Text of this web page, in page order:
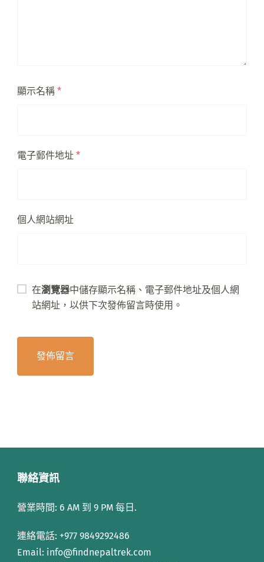
顯示名稱 *
電子郵件地址 *
個人網站網址
在瀏覽器中儲存顯示名稱、電子郵件地址及個人網
站網址，以供下次發佈留言時使用。
聯絡資訊
營業時間: 6 AM 到 9 PM 每日.
連絡電話: +977 9849292486
Email: info@findnepaltrek.com